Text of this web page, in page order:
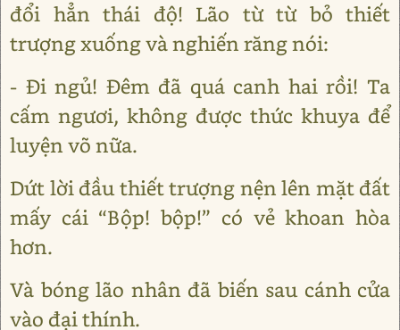
đổi hẳn thái độ! Lão từ từ bỏ thiết
trượng xuống và nghiến răng nói:
- Đi ngủ! Đêm đã quá canh hai rồi! Ta
cấm ngươi, không được thức khuya để
luyện võ nữa.
Dứt lời đầu thiết trượng nện lên mặt đất
mấy cái “Bộp! bộp!” có vẻ khoan hòa
hơn.
Và bóng lão nhân đã biến sau cánh cửa
vào đại thính.